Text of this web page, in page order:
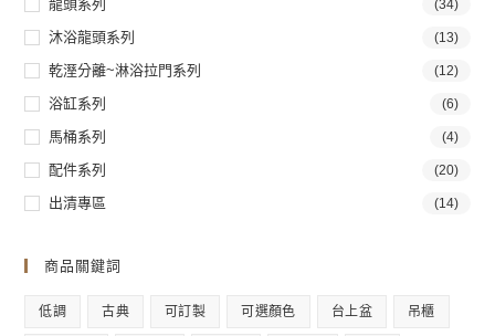
龍頭系列 (34)
沐浴龍頭系列 (13)
乾溼分離~淋浴拉門系列 (12)
浴缸系列 (6)
馬桶系列 (4)
配件系列 (20)
出清專區 (14)
商品關鍵詞
低調 古典 可訂製 可選顏色 台上盆 吊櫃